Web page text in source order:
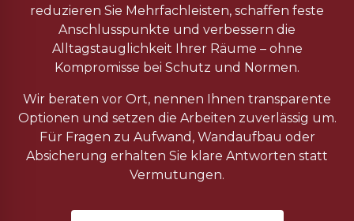
reduzieren Sie Mehrfachleisten, schaffen feste
Anschlusspunkte und verbessern die
Alltagstauglichkeit Ihrer Räume – ohne
Kompromisse bei Schutz und Normen.
Wir beraten vor Ort, nennen Ihnen transparente
Optionen und setzen die Arbeiten zuverlässig um.
Für Fragen zu Aufwand, Wandaufbau oder
Absicherung erhalten Sie klare Antworten statt
Vermutungen.